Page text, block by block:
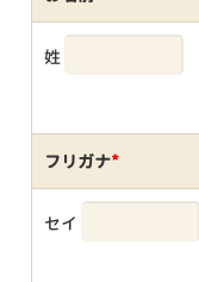
姓
フリガナ*
セイ